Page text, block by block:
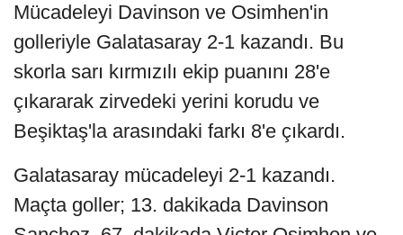
Mücadeleyi Davinson ve Osimhen'in
golleriyle Galatasaray 2-1 kazandı. Bu
skorla sarı kırmızılı ekip puanını 28'e
çıkararak zirvedeki yerini korudu ve
Beşiktaş'la arasındaki farkı 8'e çıkardı.
Galatasaray mücadeleyi 2-1 kazandı.
Maçta goller; 13. dakikada Davinson